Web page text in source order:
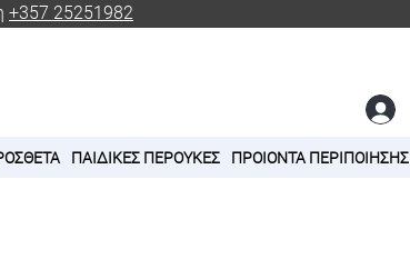
+357 25251982
ΠΑΙΔΙΚΕΣ ΠΕΡΟΥΚΕΣ ΠΡΟΙΟΝΤΑ ΠΕΡΙΠΟΙΗΣΗΣ